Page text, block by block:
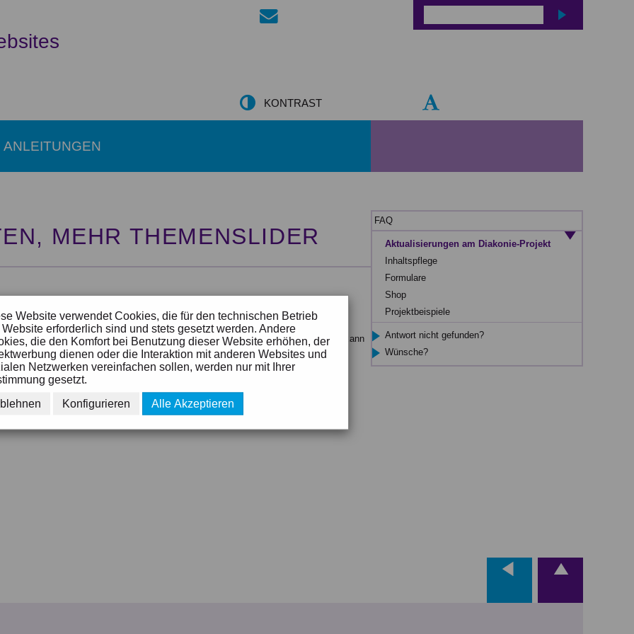
KONTRAST
ANLEITUNGEN
MEHR THEMENSLIDER
bz.w Öffnungszeiten pro Tag hinterlegen. Bisher war nur eine einzelne
Bisher war die Funktion auf die Startseite beschränkt. Mehr noch: man kann
verwenden und per Platzhalter positionieren.
Um bei den Social Plattformen ein Bild zu einer Seite anzeigen zu lassen
automatisch auch das 1. im Fließtext (also im Editor) eingefügte Bild an die
FAQ
Aktualisierungen am Diakonie-Projekt
Inhaltspflege
Formulare
Shop
Projektbeispiele
Antwort nicht gefunden?
Wünsche?
Website verwendet Cookies, die für den technischen Betrieb
Website erforderlich sind und stets gesetzt werden. Andere
die den Komfort bei Benutzung dieser Website erhöhen, der
dienen oder die Interaktion mit anderen Websites und
Netzwerken vereinfachen sollen, werden nur mit Ihrer
gesetzt.
Konfigurieren Alle Akzeptieren